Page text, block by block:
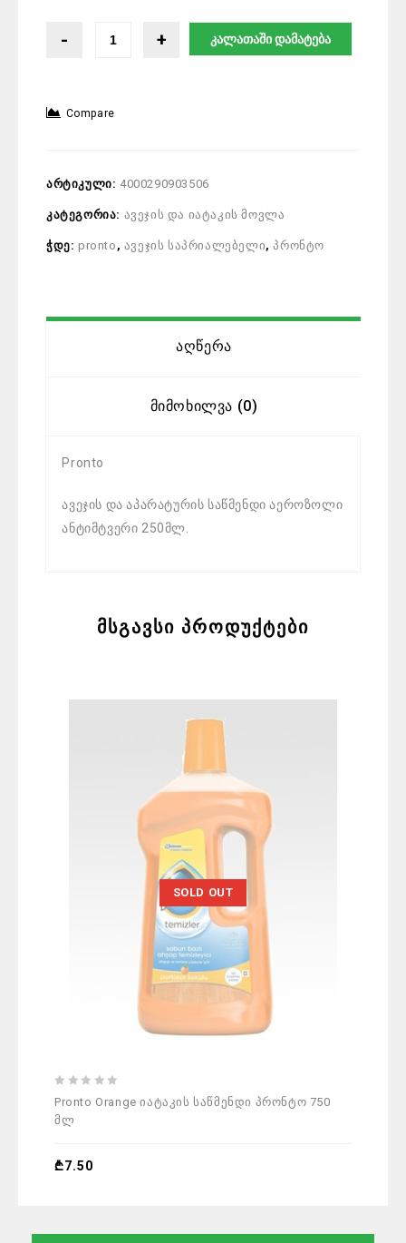
კალათაში დამატება
Compare
არტიკული: 4000290903506
კატეგორია: ავეჯის და იატაკის მოვლა
ჭდე: pronto , ავეჯის საპრიალებელი,პრონტო
Აღწერა
Მიმოხილვა (0)
Pronto
ავეჯის და აპარატურის საწმენდი აეროზოლი
ანტიმტვერი 250მლ.
მსგავსი პროდუქტები
SOLD OUT
of
Pronto Orange იატაკის საწმენდი პრონტო 750
მლ
₾7.50